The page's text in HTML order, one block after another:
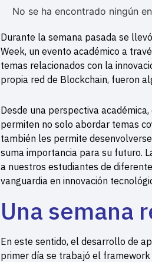
No se ha encontrado ningún
Durante la semana pasada se
Week, un evento académico a
temas relacionados con la
propia red de Blockchain, fueron
Desde una perspectiva
permiten no solo abordar temas
también les permite
suma importancia para su futuro.
a nuestros estudiantes de
vanguardia en innovación
Una semana
En este sentido, el desarrollo de
primer día se trabajó el